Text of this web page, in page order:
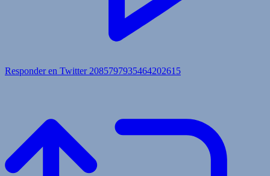
Responder en Twitter 2085797935464202615